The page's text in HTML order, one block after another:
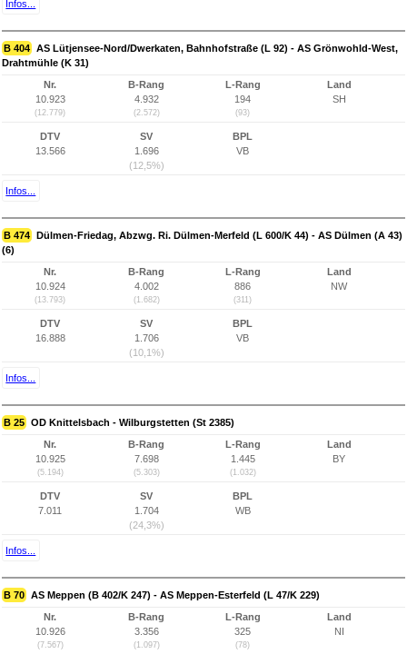
Infos...
B 404 AS Lütjensee-Nord/Dwerkaten, Bahnhofstraße (L 92) - AS Grönwohld-West,
Drahtmühle (K 31)
Nr.
10.923
(12.779)
B-Rang
4.932
(2.572)
L-Rang
194
(93)
Land
SH
DTV
13.566
SV
1.696
(12,5%)
BPL
VB
Infos...
B 474 Dülmen-Friedag, Abzwg. Ri. Dülmen-Merfeld (L 600/K 44) - AS Dülmen (A 43)
(6)
Nr.
10.924
(13.793)
B-Rang
4.002
(1.682)
L-Rang
886
(311)
Land
NW
DTV
16.888
SV
1.706
(10,1%)
BPL
VB
Infos...
B 25 OD Knittelsbach - Wilburgstetten (St 2385)
Nr.
10.925
(5.194)
B-Rang
7.698
(5.303)
L-Rang
1.445
(1.032)
Land
BY
DTV
7.011
SV
1.704
(24,3%)
BPL
WB
Infos...
B 70 AS Meppen (B 402/K 247) - AS Meppen-Esterfeld (L 47/K 229)
Nr.
10.926
(7.567)
B-Rang
3.356
(1.097)
L-Rang
325
(78)
Land
NI